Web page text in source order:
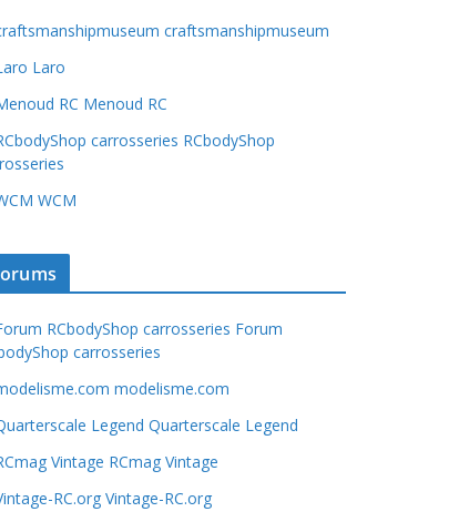
craftsmanshipmuseum
Laro
Menoud RC
RCbodyShop
WCM
Forum
carrosseries
modelisme.com
Quarterscale Legend
RCmag Vintage
Vintage-RC.org